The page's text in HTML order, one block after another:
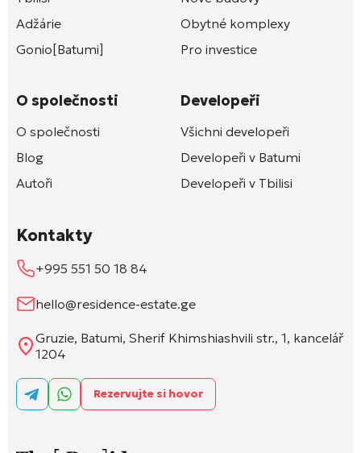
Adžárie
Gonio[Batumi]
O společnosti
O společnosti
Blog
Autoři
Obytné komplexy
Pro investice
Developeři
Všichni developeři
Developeři v Batumi
Developeři v Tbilisi
Kontakty
+995 551 50 18 84
hello@residence-estate.ge
Gruzie, Batumi, Sherif Khimshiashvili str., 1, kancelář
1204
Rezervujte si hovor